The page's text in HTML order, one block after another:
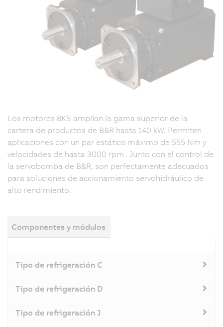
Los motores 8KS amplían la gama superior de la
cartera de productos de B&R hasta 140 kW. Permiten
aplicaciones con un par estático máximo de 555 Nm y
velocidades de hasta 3000 rpm . Junto con el control de
la servobomba de B&R, son perfectamente adecuados
para soluciones de accionamiento servohidráulico de
alto rendimiento.
Componentes y módulos
Tipo de refrigeración C
Tipo de refrigeración D
Tipo de refrigeración J